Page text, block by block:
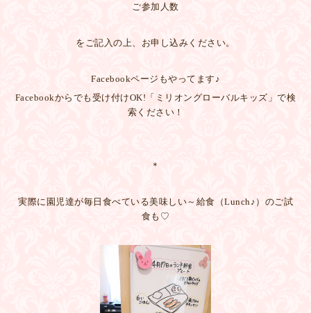
ご参加人数
をご記入の上、お申し込みください。
Facebookページもやってます♪
Facebookからでも受け付けOK!「ミリオングローバルキッズ」で検
索ください！
＊
実際に園児達が毎日食べている美味しい～給食（Lunch♪）のご試
食も♡